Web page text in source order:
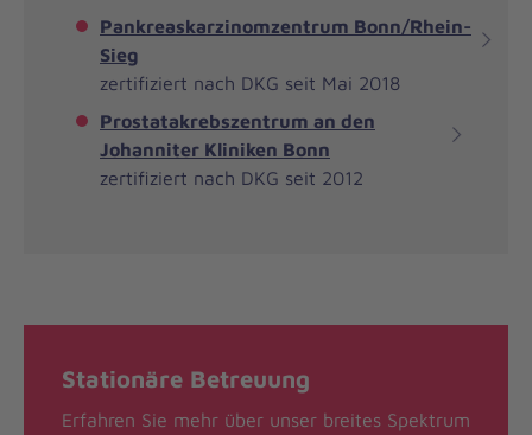
Pankreaskarzinomzentrum Bonn/Rhein-
Sieg
zertifiziert nach DKG seit Mai 2018
Prostatakrebszentrum an den
Johanniter Kliniken Bonn
zertifiziert nach DKG seit 2012
Stationäre Betreuung
Erfahren Sie mehr über unser breites Spektrum